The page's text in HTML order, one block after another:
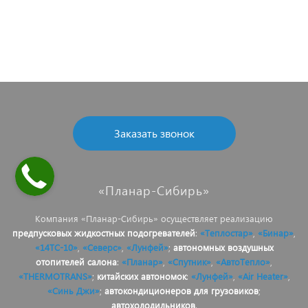
Заказать звонок
«Планар-Сибирь»
Компания «Планар-Сибирь» осуществляет реализацию
предпусковых жидкостных подогревателей: «Теплостар» «Бинар»
«14ТС-10», «Северс», «Лунфей»; автономных воздушных
отопителей салона: «Планар» «Спутник» «АвтоТепло»
«THERMOTRANS»; китайских автономок: «Лунфей», «Air Heater»,
«Синь Джи»; автокондиционеров для грузовиков;
автохолодильников.